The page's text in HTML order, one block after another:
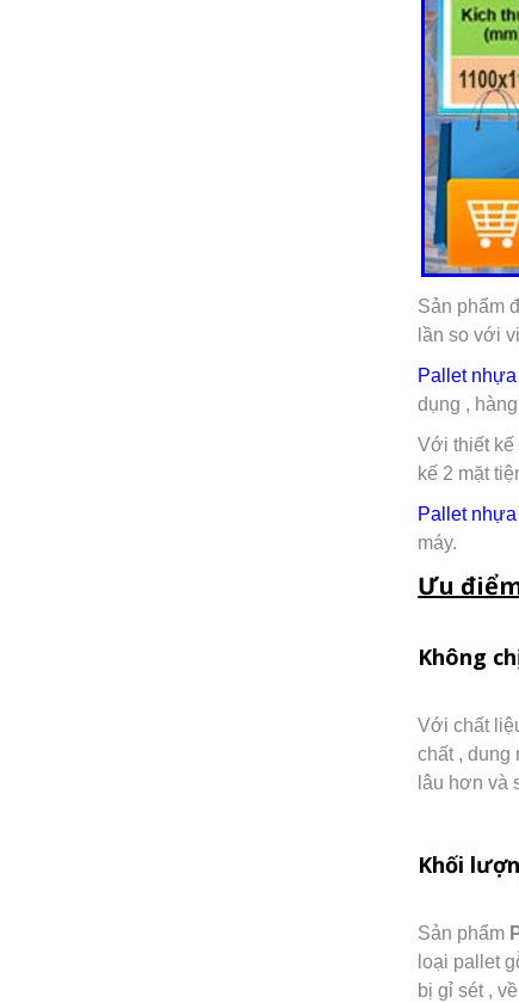
Sản phẩm
lần so với
Pallet
dụng ,
Với thiết kế
kế 2 mặt
Pallet
máy.
Ưu
Không
Với chất
chất , dung
lâu hơn và
Khối
Sản phẩm
loại pallet
bị gỉ sét ,